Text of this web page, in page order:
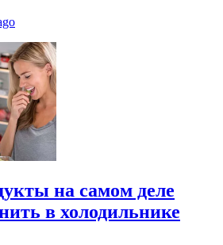
на самом деле
в холодильнике